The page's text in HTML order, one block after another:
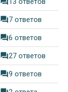
7 ответов
6 ответов
27 ответов
9 ответов